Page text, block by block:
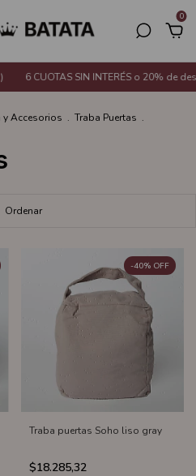
0
6 CUOTAS SIN INTERÉS o 20% de
y Accesorios . Traba Puertas .
Ordenar
Traba puertas Soho liso gray
$18.285,32
-40% OFF